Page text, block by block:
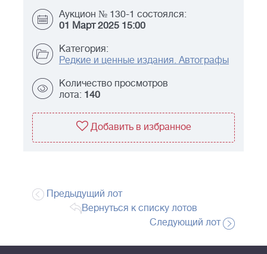
Аукцион № 130-1 состоялся:
01 Март 2025 15:00
Категория:
Редкие и ценные издания. Автографы
Количество просмотров
лота: 140
Добавить в избранное
Предыдущий лот
Вернуться к списку лотов
Следующий лот